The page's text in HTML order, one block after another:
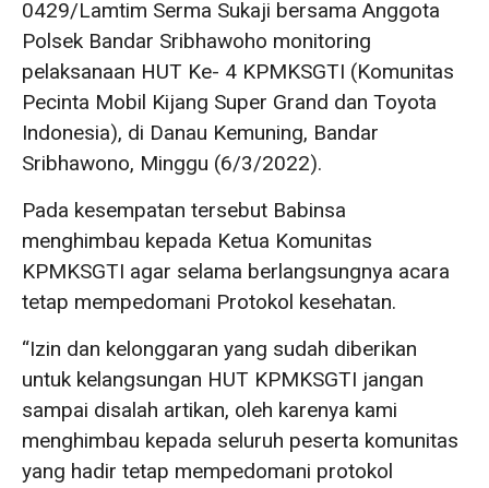
0429/Lamtim Serma Sukaji bersama Anggota
Polsek Bandar Sribhawoho monitoring
pelaksanaan HUT Ke- 4 KPMKSGTI (Komunitas
Pecinta Mobil Kijang Super Grand dan Toyota
Indonesia), di Danau Kemuning, Bandar
Sribhawono, Minggu (6/3/2022).
Pada kesempatan tersebut Babinsa
menghimbau kepada Ketua Komunitas
KPMKSGTI agar selama berlangsungnya acara
tetap mempedomani Protokol kesehatan.
“Izin dan kelonggaran yang sudah diberikan
untuk kelangsungan HUT KPMKSGTI jangan
sampai disalah artikan, oleh karenya kami
menghimbau kepada seluruh peserta komunitas
yang hadir tetap mempedomani protokol